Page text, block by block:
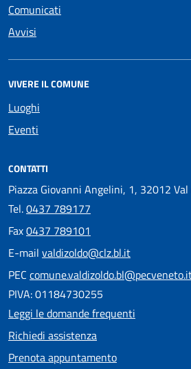
Comunicati
Avvisi
VIVERE IL COMUNE
Luoghi
Eventi
CONTATTI
Piazza Giovanni Angelini, 1, 32012 Val
Tel.0437 789177
Fax0437 789101
E-mail valdizoldo@clz.bl.it
PEC
PIVA: 01184730255
Leggi le domande frequenti
Richiedi assistenza
Prenota appuntamento